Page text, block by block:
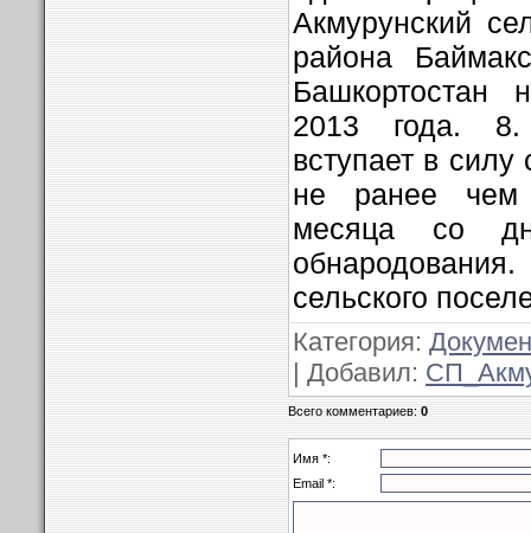
Акмурунский
района
Башкортостан
2013 года.
вступает в
не ранее чем
месяца со
сельского
Категория:
| Добавил:
Всего комментариев:0
Имя *:
Email *: